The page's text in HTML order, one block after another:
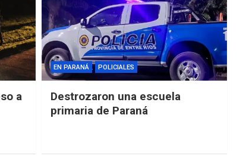
a
EN PARANÁ POLICIALES
Destrozaron una escuela
primaria de Paraná